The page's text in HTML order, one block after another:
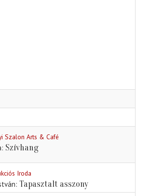
Szalon Arts & Café
Szívhang
Iroda
Tapasztalt asszony